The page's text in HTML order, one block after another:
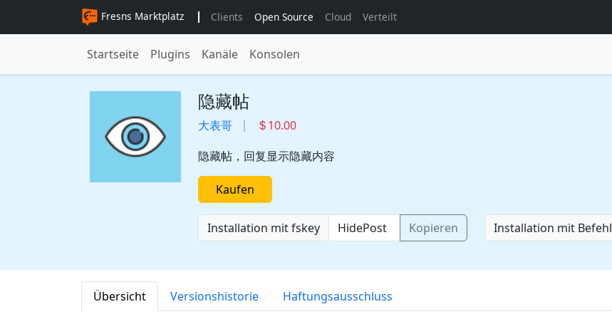
Fresns Marktplatz Clients Open Source Cloud Verteilt
Startseite Plugins Kanäle Konsolen
隐藏帖
大表哥
10.00
隐藏帖，回复显示隐藏内容
Kaufen
Installation mit fskey Kopieren Installation mit Befehl
Übersicht Versionshistorie Haftungsausschluss